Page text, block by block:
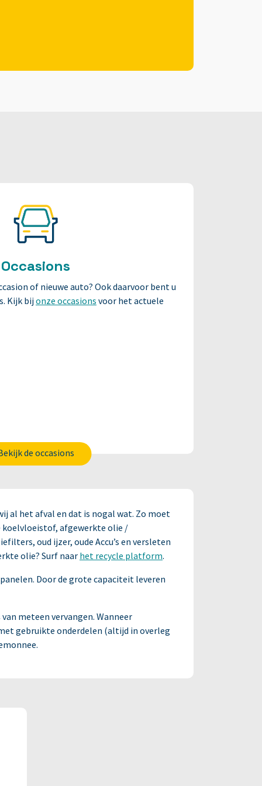
Occasions
of nieuwe auto? Ook daarvoor bent u
Kijk bijonze occasions voor het actuele
de occasions
al het afval en dat is nogal wat. Zo moet
koelvloeistof, afgewerkte olie /
oud ijzer, oude Accu’s en versleten
olie? Surf naarhet recycle platform.
Door de grote capaciteit leveren
meteen vervangen. Wanneer
gebruikte onderdelen (altijd in overleg